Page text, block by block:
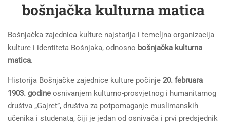
bošnjačka kulturna matica
Bošnjačka zajednica kulture najstarija i temeljna organizacija
kulture i identiteta Bošnjaka, odnosno bošnjačka kulturna
matica.
Historija Bošnjačke zajednice kulture počinje 20. februara
1903. godine osnivanjem kulturno-prosvjetnog i humanitarnog
društva „Gajret”, društva za potpomaganje muslimanskih
učenika i studenata, čiji je jedan od osnivača i prvi predsjednik